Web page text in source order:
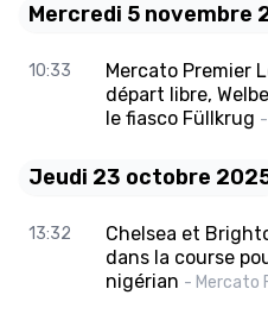
Mercredi 5 novembre
10:33
Mercato Premier
départ libre,
le fiasco Füllkrug
Jeudi 23 octobre
13:32
Chelsea et
dans la course
nigérian - Mercato